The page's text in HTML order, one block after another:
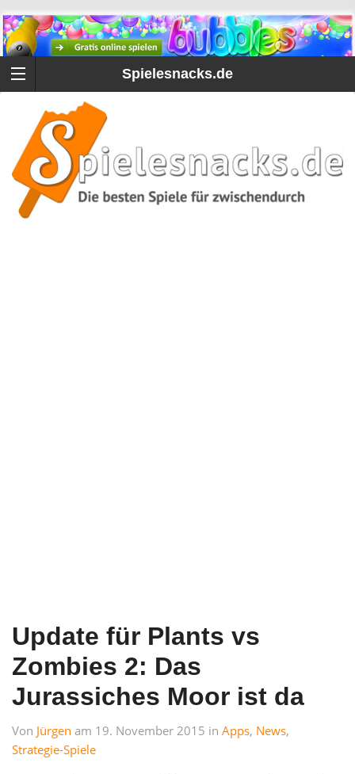
Spielesnacks.de
Update für Plants vs
Zombies 2: Das
Jurassiches Moor ist da
Von Jürgen am 19. November 2015 in Apps, News,
Strategie-Spiele